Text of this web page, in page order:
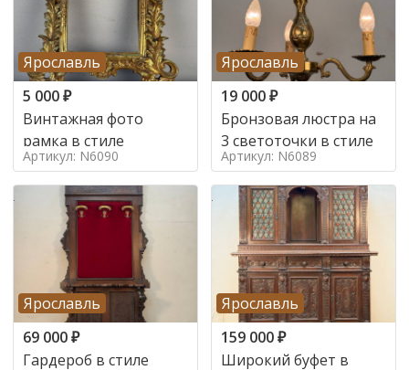
Ярославль
5 000₽
Винтажная фото
рамка в стиле
Артикул: N6090
Ярославль
19 000₽
Бронзовая люстра на
3 светоточки в стиле
Артикул: N6089
Ярославль
69 000₽
Гардероб в стиле
Ярославль
159 000₽
Широкий буфет в